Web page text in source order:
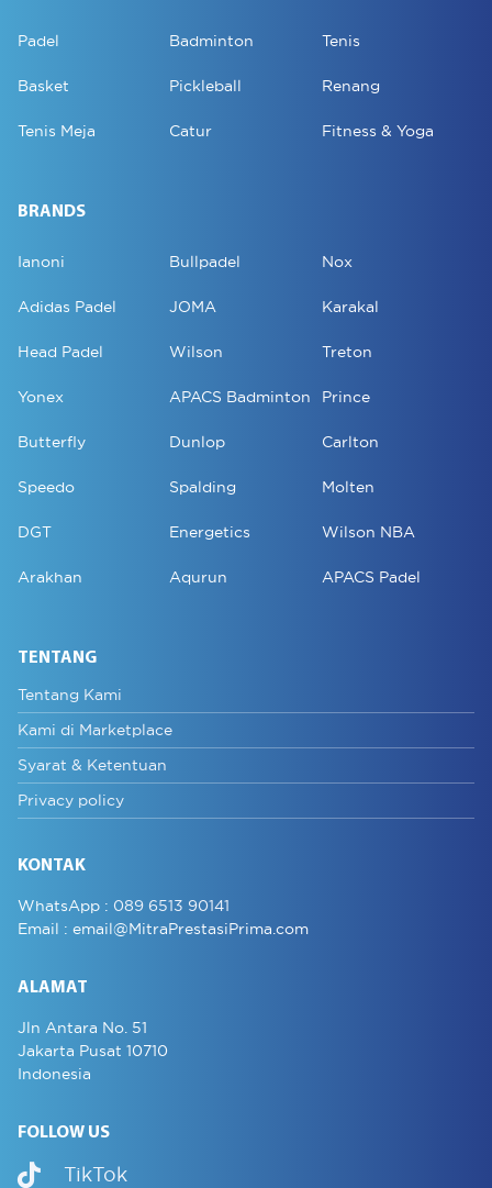
Padel Badminton Tenis
Basket Pickleball Renang
Tenis Meja Catur Fitness & Yoga
BRANDS
Ianoni Bullpadel Nox
Adidas Padel JOMA Karakal
Head Padel Wilson Treton
Yonex APACS Badminton Prince
Butterfly Dunlop Carlton
Speedo Spalding Molten
DGT Energetics Wilson NBA
Arakhan Aqurun APACS Padel
TENTANG
Tentang Kami
Kami di Marketplace
Syarat & Ketentuan
Privacy policy
KONTAK
WhatsApp : 089 6513 90141
Email : email@MitraPrestasiPrima.com
ALAMAT
Jln Antara No. 51
Jakarta Pusat 10710
Indonesia
FOLLOW US
TikTok